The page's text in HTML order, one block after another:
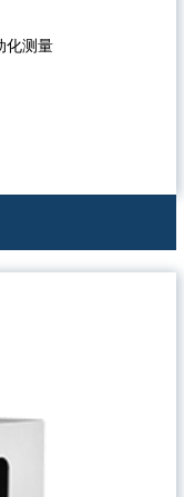
化测量